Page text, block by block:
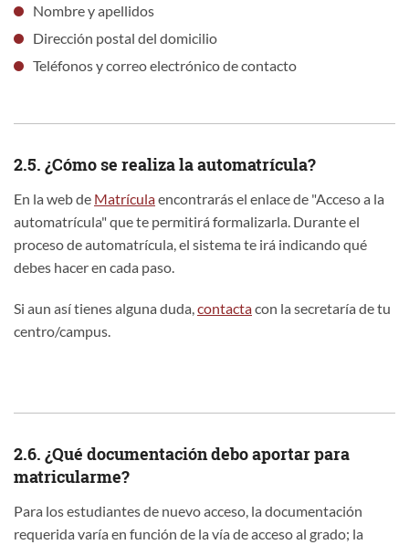
Nombre y apellidos
Dirección postal del domicilio
Teléfonos y correo electrónico de contacto
2.5. ¿Cómo se realiza la automatrícula?
En la web de Matrículaencontrarás el enlace de "Acceso a la
automatrícula" que te permitirá formalizarla. Durante el
proceso de automatrícula, el sistema te irá indicando qué
debes hacer en cada paso.
Si aun así tienes alguna duda, contactacon la secretaría de tu
centro/campus.
2.6. ¿Qué documentación debo aportar para
matricularme?
Para los estudiantes de nuevo acceso, la documentación
requerida varía en función de la vía de acceso al grado; la